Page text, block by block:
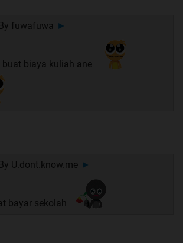
fuwafuwa ►
biaya kuliah ane
U.dont.know.me ►
bayar sekolah